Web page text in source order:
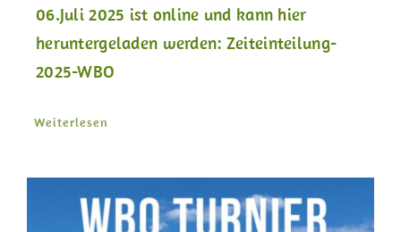
06.Juli 2025 ist online und kann hier
heruntergeladen werden: Zeiteinteilung-
2025-WBO
Weiterlesen